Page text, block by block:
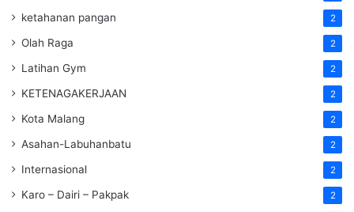
ketahanan pangan 2
Olah Raga 2
Latihan Gym 2
KETENAGAKERJAAN 2
Kota Malang 2
Asahan-Labuhanbatu 2
Internasional 2
Karo – Dairi – Pakpak 2